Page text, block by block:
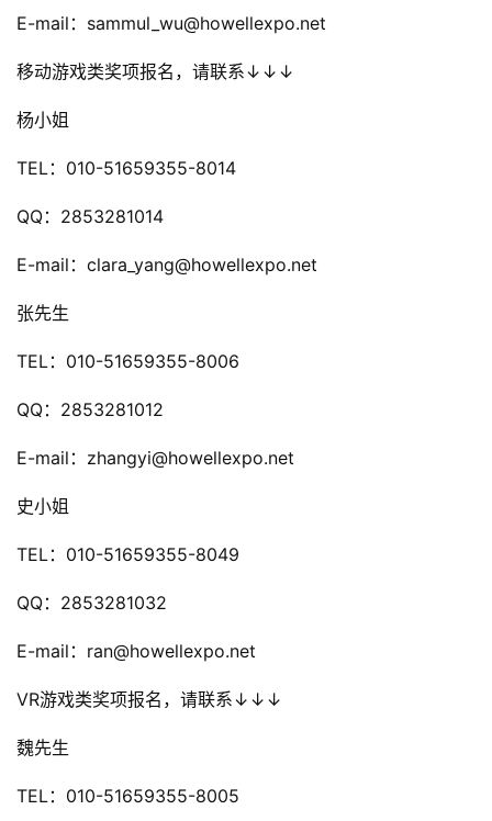
戏
0
5
十
三
金
奖
7
月
游
茶
对
E-mail：sammul_wu@howellexpo.net
移动游戏类奖项报名，请联系↓↓↓
杨小姐
TEL：010-51659355-8014
QQ：2853281014
E-mail：clara_yang@howellexpo.net
张先生
TEL：010-51659355-8006
QQ：2853281012
E-mail：zhangyi@howellexpo.net
史小姐
TEL：010-51659355-8049
QQ：2853281032
E-mail：ran@howellexpo.net
VR游戏类奖项报名，请联系↓↓↓
魏先生
TEL：010-51659355-8005